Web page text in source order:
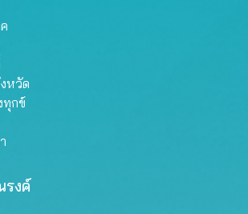
หวัด
ทุกข์
รงค์